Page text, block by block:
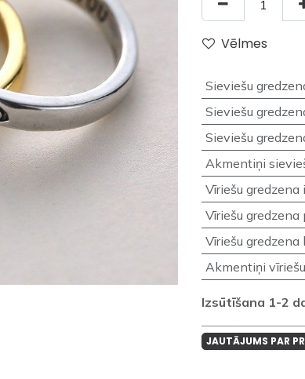
Vēlmes
Sieviešu
Sieviešu
Sieviešu
Akmentiņi
Vīriešu gredzena
Vīriešu gredzena
Vīriešu gredzena
Akmentiņi
Izsūtīšana 1-2
JAUTĀJUMS PAR